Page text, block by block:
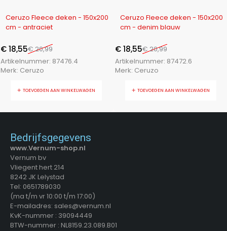
-12%
Ceruzo Fleece deken - 150x200
cm - antraciet
€20,99
€18,55
Artikelnummer: 87476.4
Merk: Ceruzo
TOEVOEGEN AAN WINKELWAGEN
-12%
Ceruzo Fleece deken - 150x200
cm - denim blauw
€20,99
€18,55
Artikelnummer: 87472.6
Merk: Ceruzo
TOEVOEGEN AAN WINKELWAGEN
Bedrijfsgegevens
www.Vernum-shop.nl
Vernum bv
Vliegent hert 214
8242 JK Lelystad
Tel: 0651789030
(ma t/m vr 10:00 t/m 17:00)
E-mailadres: sales@vernum.nl
KvK-nummer : 39094449
BTW-nummer : NL8159.23.089.B01